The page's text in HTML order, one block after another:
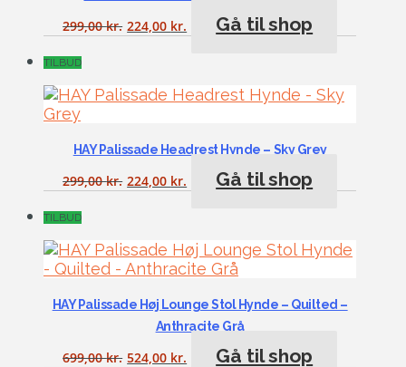
299,00kr. 224,00 kr. Gå til shop
TILBUD
HAY Palissade Headrest Hynde – Sky Grey
299,00kr. 224,00 kr. Gå til shop
TILBUD
HAY Palissade Høj Lounge Stol Hynde – Quilted –
Anthracite Grå
699,00kr. 524,00 kr. Gå til shop